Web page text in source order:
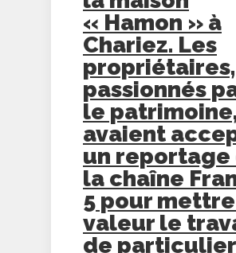
« Hamon » à
Chariez. Les
propriétaires,
passionnés
le patrimoine,
avaient
un reportage
la chaîne
5 pour
valeur le
de